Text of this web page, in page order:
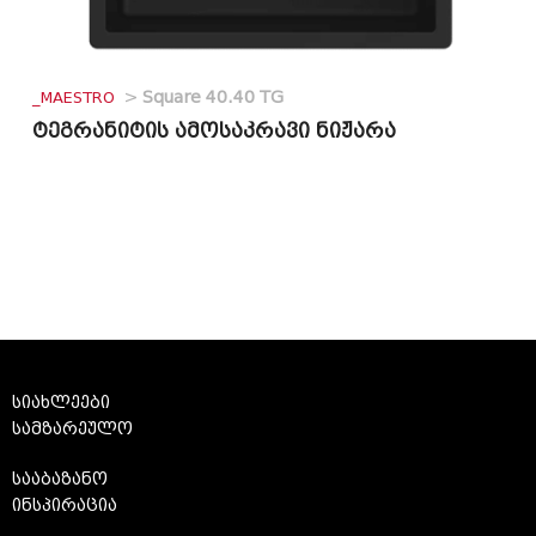
_MAESTRO > Square 40.40 TG
ტეგრანიტის ამოსაკრავი ნიჟარა
სიახლეები
სამზარეულო
სააბაზანო
ინსპირაცია